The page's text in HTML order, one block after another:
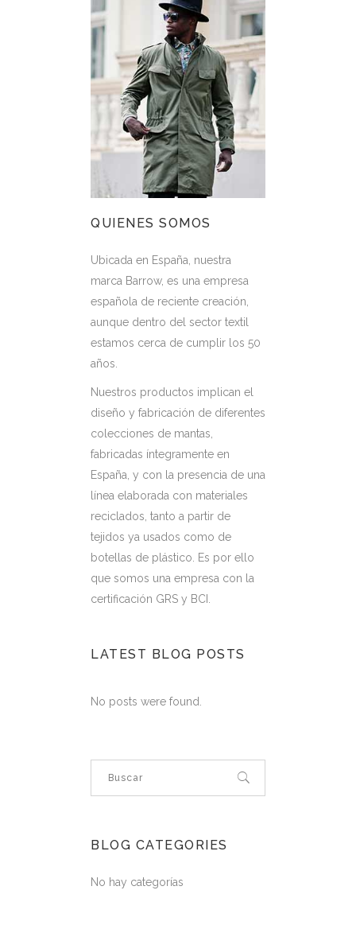
QUIENES SOMOS
Ubicada en España, nuestra
marca Barrow, es una empresa
española de reciente creación,
aunque dentro del sector textil
estamos cerca de cumplir los 50
años.
Nuestros productos implican el
diseño y fabricación de diferentes
colecciones de mantas,
fabricadas íntegramente en
España, y con la presencia de una
línea elaborada con materiales
reciclados, tanto a partir de
tejidos ya usados como de
botellas de plástico. Es por ello
que somos una empresa con la
certificación GRS y BCI.
LATEST BLOG POSTS
No posts were found.
BLOG CATEGORIES
No hay categorías